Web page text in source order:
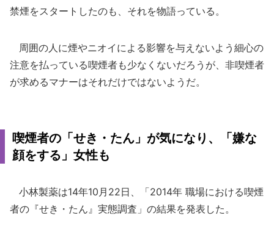
禁煙をスタートしたのも、それを物語っている。
周囲の人に煙やニオイによる影響を与えないよう細心の
注意を払っている喫煙者も少なくないだろうが、非喫煙者
が求めるマナーはそれだけではないようだ。
喫煙者の「せき・たん」が気になり、「嫌な
顔をする」女性も
小林製薬は14年10月22日、「2014年 職場における喫煙
者の『せき・たん』実態調査」の結果を発表した。